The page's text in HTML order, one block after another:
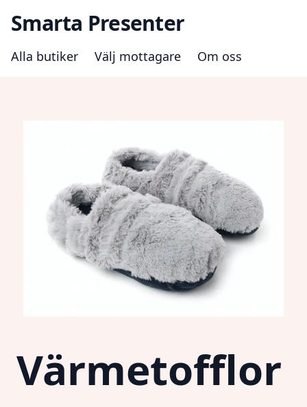
Smarta Presenter
Alla butiker Välj mottagare Om oss
Värmetofflor